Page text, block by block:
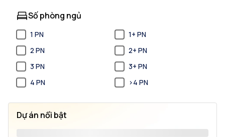
Số phòng ngủ
1 PN
1+ PN
2 PN
2+ PN
3 PN
3+ PN
4 PN
>4 PN
Dự án nổi bật